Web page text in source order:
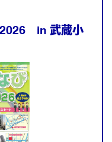
in 武蔵小